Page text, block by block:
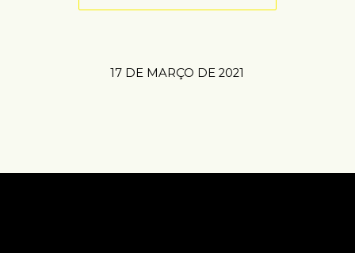
17 DE MARÇO DE 2021